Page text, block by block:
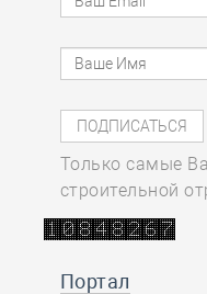
Только самые
строительной
Портал